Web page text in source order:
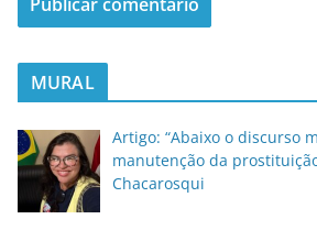
MURAL
Artigo: “Abaixo o discurso
manutenção da
Chacarosqui